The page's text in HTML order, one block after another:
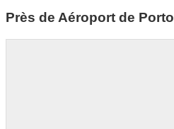
Près de Aéroport de Porto